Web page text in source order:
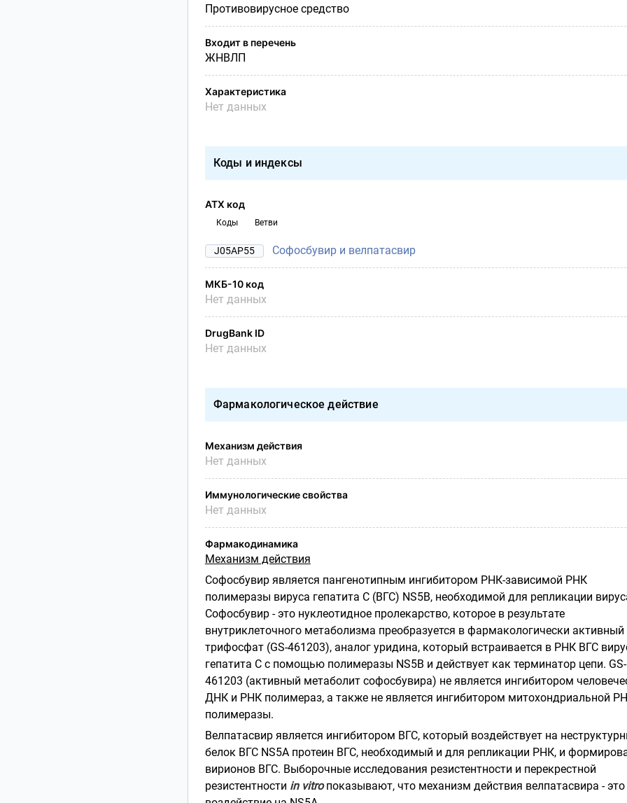
Противовирусное средство
Входит в перечень
ЖНВЛП
Характеристика
Нет данных
Коды и индексы
АТХ код
Коды Ветви
J05AP55 Софосбувир и велпатасвир
МКБ-10 код
Нет данных
DrugBank ID
Нет данных
Фармакологическое действие
Механизм действия
Нет данных
Иммунологические свойства
Нет данных
Фармакодинамика
Механизм действия
Софосбувир является пангенотипным ингибитором РНК-зависимой РНК
полимеразы вируса гепатита С (ВГС) NS5B, необходимой для репликации
Софосбувир - это нуклеотидное пролекарство, которое в результате
внутриклеточного метаболизма преобразуется в фармакологически активный
трифосфат (GS-461203), аналог уридина, который встраивается в РНК ВГС
гепатита С с помощью полимеразы NS5B и действует как терминатор цепи. GS-
461203 (активный метаболит софосбувира) не является ингибитором
ДНК и РНК полимераз, а также не является ингибитором митохондриальной
полимеразы.
Велпатасвир является ингибитором ВГС, который воздействует на
белок ВГС NS5A протеин ВГС, необходимый и для репликации РНК, и
вирионов ВГС. Выборочные исследования резистентности и перекрестной
резистентности in vitroпоказывают, что механизм действия велпатасвира - это